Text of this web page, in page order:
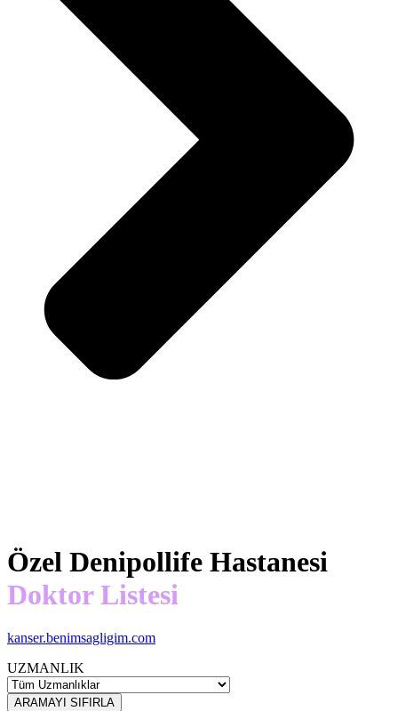
Özel Denipollife Hastanesi
Doktor Listesi
kanser.benimsagligim.com
UZMANLIK
ARAMAYI SIFIRLA